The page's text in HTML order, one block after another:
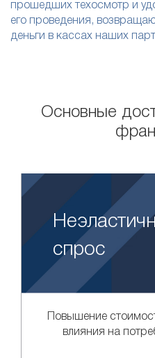
прошедших техосмотр и
его проведения,
деньги в кассах наших
Основные
спрос
Повышение
влияния на